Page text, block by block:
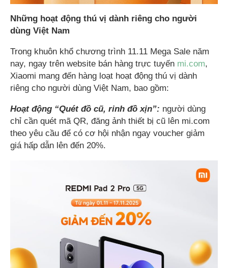
Những hoạt động thú vị dành riêng cho người
dùng Việt Nam
Trong khuôn khổ chương trình 11.11 Mega Sale năm
nay, ngay trên website bán hàng trực tuyến mi.com,
Xiaomi mang đến hàng loạt hoạt động thú vị dành
riêng cho người dùng Việt Nam, bao gồm:
Hoạt động “Quét đồ cũ, rinh đồ xịn”: người dùng
chỉ cần quét mã QR, đăng ảnh thiết bị cũ lên mi.com
theo yêu cầu để có cơ hội nhận ngay voucher giảm
giá hấp dẫn lên đến 20%.